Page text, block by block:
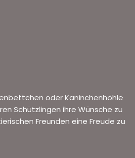
oder Kaninchenhöhle
Schützlingen ihre Wünsche zu
Freunden eine Freude zu